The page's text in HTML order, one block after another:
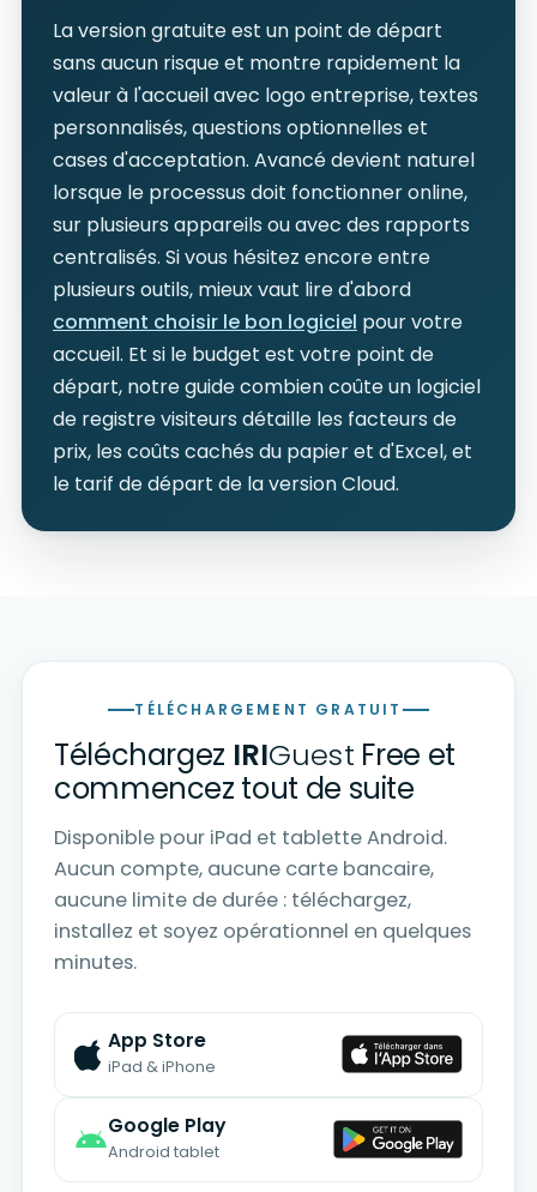
La version gratuite est un point de départ
sans aucun risque et montre rapidement la
valeur à l'accueil avec logo entreprise, textes
personnalisés, questions optionnelles et
cases d'acceptation. Avancé devient naturel
lorsque le processus doit fonctionner online,
sur plusieurs appareils ou avec des rapports
centralisés. Si vous hésitez encore entre
plusieurs outils, mieux vaut lire d'abord
comment choisir le bon logiciel pour votre
accueil. Et si le budget est votre point de
départ, notre guide combien coûte un logiciel
de registre visiteurs détaille les facteurs de
prix, les coûts cachés du papier et d'Excel, et
le tarif de départ de la version Cloud.
TÉLÉCHARGEMENT GRATUIT
Téléchargez IRIGuest Free et
commencez tout de suite
Disponible pour iPad et tablette Android.
Aucun compte, aucune carte bancaire,
aucune limite de durée : téléchargez,
installez et soyez opérationnel en quelques
minutes.
App Store
iPad & iPhone
Google Play
Android tablet